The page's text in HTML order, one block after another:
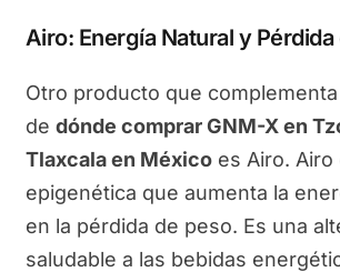
Airo: Energía Natural y Pérdida
Otro producto que
de dónde comprar GNM-X en
Tlaxcala en Méxicoes Airo. Airo
epigenética que aumenta la
en la pérdida de peso. Es una
saludable a las bebidas